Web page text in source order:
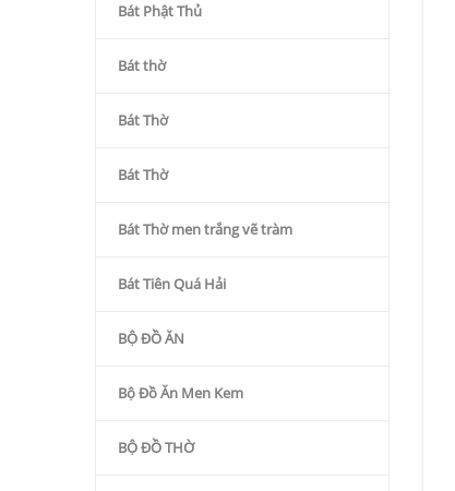
Bát Phật Thủ
Bát thờ
Bát Thờ
Bát Thờ
Bát Thờ men trắng vẽ tràm
Bát Tiên Quá Hải
BỘ ĐỒ ĂN
Bộ Đồ Ăn Men Kem
BỘ ĐỒ THỜ